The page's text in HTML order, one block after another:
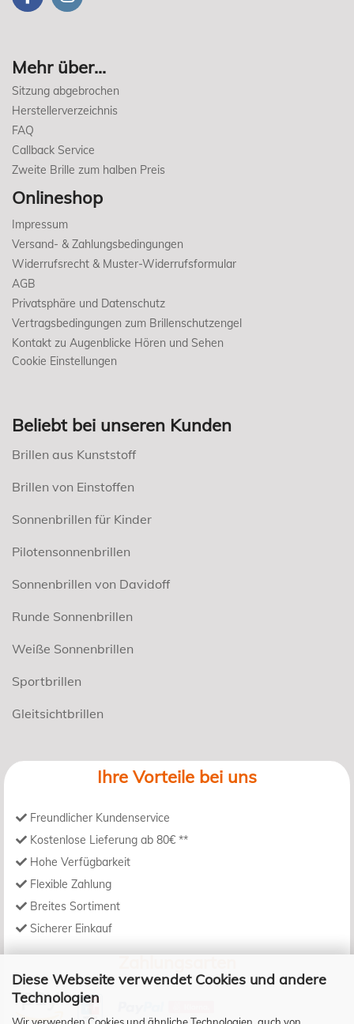
Diese Webseite verwendet Cookies und andere
Technologien
Wir verwenden Cookies und ähnliche Technologien, auch von
Mehr über...
Sitzung abgebrochen
Herstellerverzeichnis
FAQ
Callback Service
Zweite Brille zum halben Preis
Onlineshop
Impressum
Versand- & Zahlungsbedingungen
Widerrufsrecht & Muster-Widerrufsformular
AGB
Privatsphäre und Datenschutz
Vertragsbedingungen zum Brillenschutzengel
Kontakt zu Augenblicke Hören und Sehen
Cookie Einstellungen
Beliebt bei unseren Kunden
Brillen aus Kunststoff
Brillen von Einstoffen
Sonnenbrillen für Kinder
Pilotensonnenbrillen
Sonnenbrillen von Davidoff
Runde Sonnenbrillen
Weiße Sonnenbrillen
Sportbrillen
Gleitsichtbrillen
Ihre Vorteile bei uns
Freundlicher Kundenservice
Kostenlose Lieferung ab 80€ **
Hohe Verfügbarkeit
Flexible Zahlung
Breites Sortiment
Sicherer Einkauf